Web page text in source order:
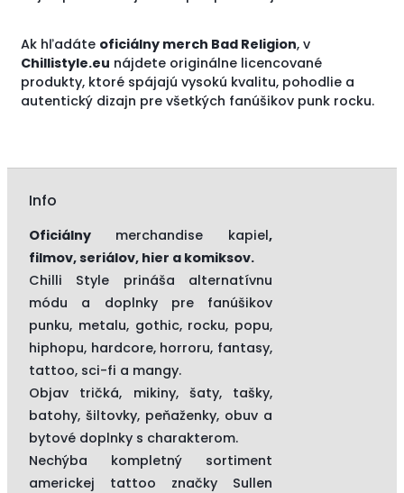
Ak hľadáte oficiálny merch Bad Religion, v
Chillistyle.eu nájdete originálne licencované
produkty, ktoré spájajú vysokú kvalitu, pohodlie a
autentický dizajn pre všetkých fanúšikov punk rocku.
Info
Oficiálny merchandise kapiel,
filmov, seriálov, hier a komiksov.
Chilli Style prináša alternatívnu
módu a doplnky pre fanúšikov
punku, metalu, gothic, rocku, popu,
hiphopu, hardcore, horroru, fantasy,
tattoo, sci-fi a mangy.
Objav tričká, mikiny, šaty, tašky,
batohy, šiltovky, peňaženky, obuv a
bytové doplnky s charakterom.
Nechýba kompletný sortiment
americkej tattoo značky Sullen